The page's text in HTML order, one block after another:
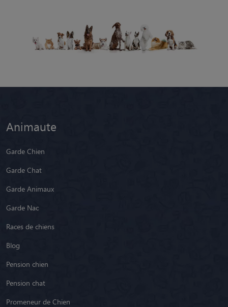
Animaute
Garde Chien
Garde Chat
Garde Animaux
Garde Nac
Races de chiens
Blog
Pension chien
Pension chat
Promeneur de Chien